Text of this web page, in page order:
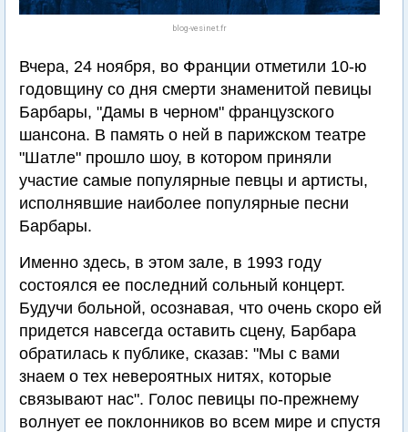
blog-vesinet.fr
Вчера, 24 ноября, во Франции отметили 10-ю
годовщину со дня смерти знаменитой певицы
Барбары, "Дамы в черном" французского
шансона. В память о ней в парижском театре
"Шатле" прошло шоу, в котором приняли
участие самые популярные певцы и артисты,
исполнявшие наиболее популярные песни
Барбары.
Именно здесь, в этом зале, в 1993 году
состоялся ее последний сольный концерт.
Будучи больной, осознавая, что очень скоро ей
придется навсегда оставить сцену, Барбара
обратилась к публике, сказав: "Мы с вами
знаем о тех невероятных нитях, которые
связывают нас". Голос певицы по-прежнему
волнует ее поклонников во всем мире и спустя